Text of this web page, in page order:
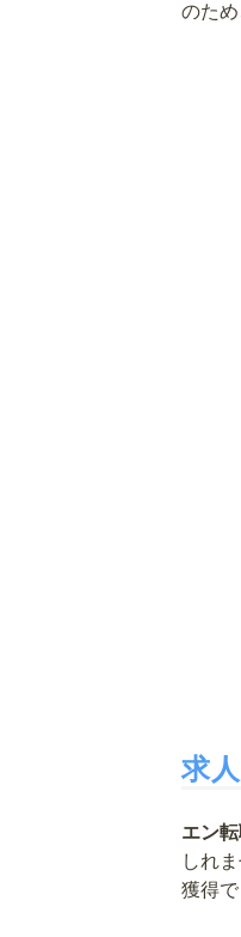
のた
求
エン
しれ
獲得